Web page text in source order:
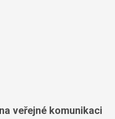
na veřejné komunikaci